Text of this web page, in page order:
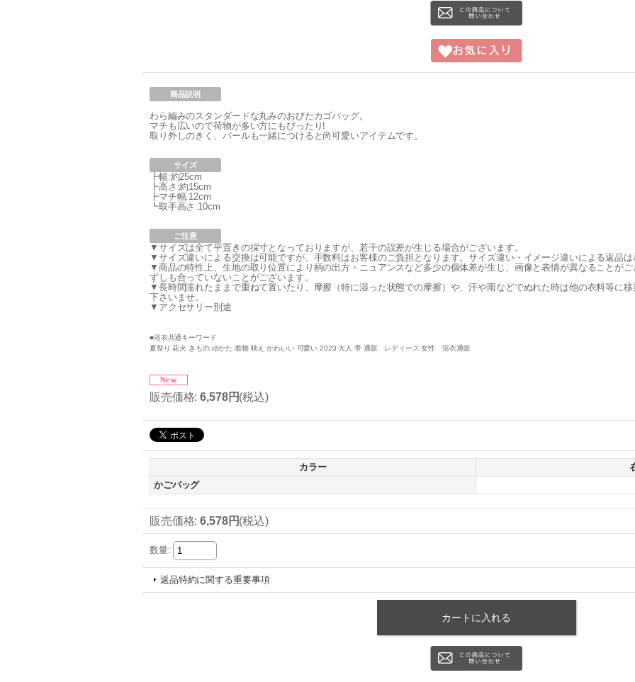
商品説明
わら編みのスタンダードな丸みのおびたカゴバッグ。
マチも広いので荷物が多い方にもぴったり!
取り外しのきく、パールも一緒につけると尚可愛いアイテムです。
サイズ
┣幅:約25cm
┣高さ:約15cm
┣マチ幅:12cm
┗取手高さ:10cm
ご注意
▼サイズは全て平置きの採寸となっておりますが、若干の誤差が生じる場合がございます。
▼サイズ違いによる交換は可能ですが、手数料はお客様のご負担となります。サイズ違い・イメージ違いによる返品
▼商品の特性上、生地の取り位置により柄の出方・ニュアンスなど多少の個体差が生じ、画像と表情が異なることが
ずしも合っていないことがございます。
▼長時間濡れたままで重ねて置いたり、摩擦（特に湿った状態での摩擦）や、汗や雨などでぬれた時は他の衣料等に
下さいませ。
▼アクセサリー別途
■浴衣共通キーワード
夏祭り 花火 きもの ゆかた 着物 映え かわいい 可愛い 2023 大人 帯 通販 レディース 女性 浴衣通販
販売価格: 6,578円(税込)
カラー
かごバッグ
販売価格: 6,578円(税込)
数量:
返品特約に関する重要事項